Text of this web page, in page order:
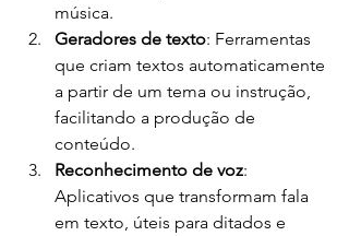
música.
Geradores de texto: Ferramentas
que criam textos automaticamente
a partir de um tema ou instrução,
facilitando a produção de
conteúdo.
Reconhecimento de voz:
Aplicativos que transformam fala
em texto, úteis para ditados e